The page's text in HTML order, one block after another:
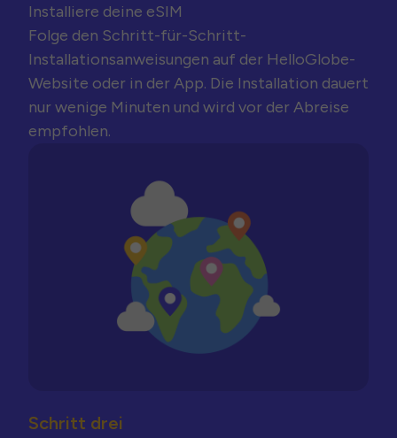
Installiere deine eSIM
Folge den Schritt-für-Schritt-
Installationsanweisungen auf der HelloGlobe-
Website oder in der App. Die Installation dauert
nur wenige Minuten und wird vor der Abreise
empfohlen.
Schritt drei